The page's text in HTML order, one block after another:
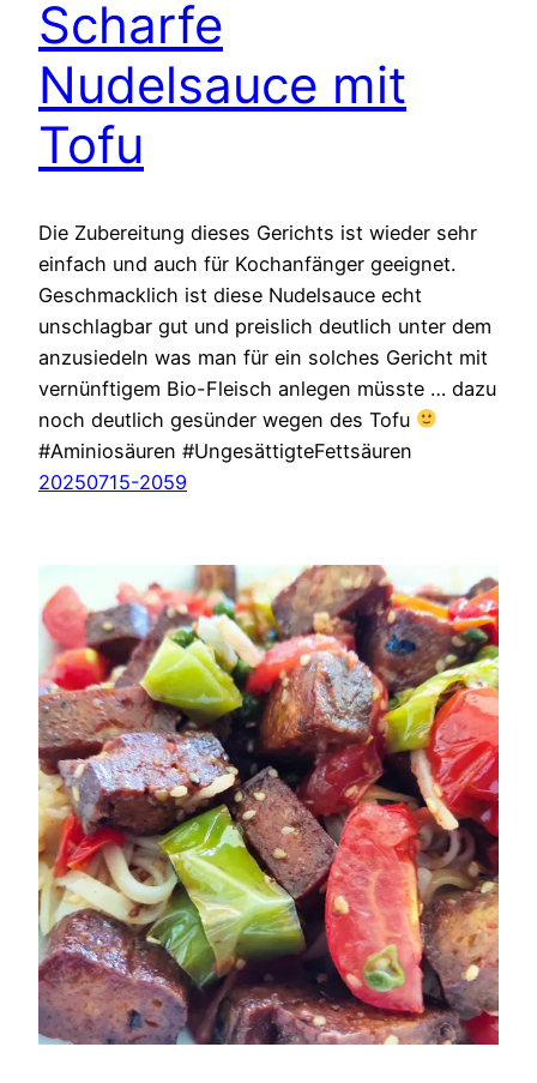
Scharfe
Nudelsauce mit
Tofu
Die Zubereitung dieses Gerichts ist wieder sehr
einfach und auch für Kochanfänger geeignet.
Geschmacklich ist diese Nudelsauce echt
unschlagbar gut und preislich deutlich unter dem
anzusiedeln was man für ein solches Gericht mit
vernünftigem Bio-Fleisch anlegen müsste … dazu
noch deutlich gesünder wegen des Tofu
#Aminiosäuren #UngesättigteFettsäuren
20250715-2059